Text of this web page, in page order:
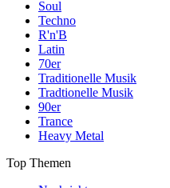
Soul
Techno
R'n'B
Latin
70er
Traditionelle Musik
Tradtionelle Musik
90er
Trance
Heavy Metal
Top Themen